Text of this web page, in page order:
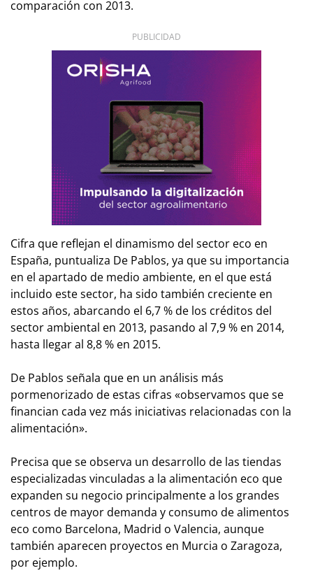
comparación con 2013.
PUBLICIDAD
Cifra que reflejan el dinamismo del sector eco en
España, puntualiza De Pablos, ya que su importancia
en el apartado de medio ambiente, en el que está
incluido este sector, ha sido también creciente en
estos años, abarcando el 6,7 % de los créditos del
sector ambiental en 2013, pasando al 7,9 % en 2014,
hasta llegar al 8,8 % en 2015.
De Pablos señala que en un análisis más
pormenorizado de estas cifras «observamos que se
financian cada vez más iniciativas relacionadas con la
alimentación».
Precisa que se observa un desarrollo de las tiendas
especializadas vinculadas a la alimentación eco que
expanden su negocio principalmente a los grandes
centros de mayor demanda y consumo de alimentos
eco como Barcelona, Madrid o Valencia, aunque
también aparecen proyectos en Murcia o Zaragoza,
por ejemplo.